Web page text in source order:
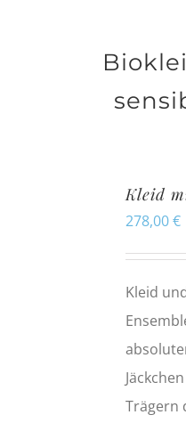
Kleid
278,00€
Kleid
Trägern